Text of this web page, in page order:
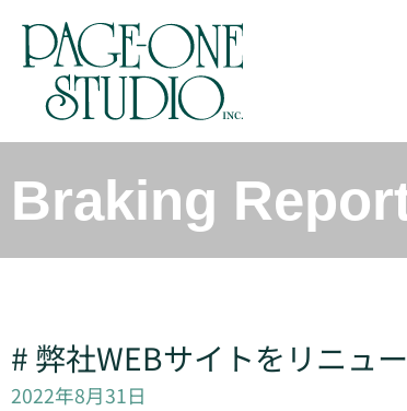
Braking
# 弊社WEBサイトをリニュ
2022年8月31日